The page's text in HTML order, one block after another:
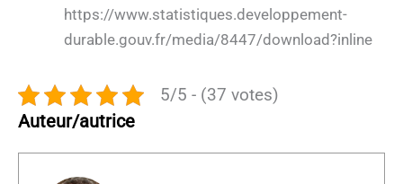
https://www.statistiques.developpement-
durable.gouv.fr/media/8447/download?inline
5/5 - (37 votes)
Auteur/autrice